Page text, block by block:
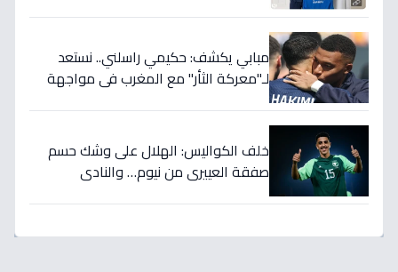
مبابي يكشف: حكيمي راسلني.. نستعد
لـ"معركة الثأر" مع المغرب في مواجهة
خلف الكواليس: الهلال على وشك حسم
صفقة العييري من نيوم… والنادي